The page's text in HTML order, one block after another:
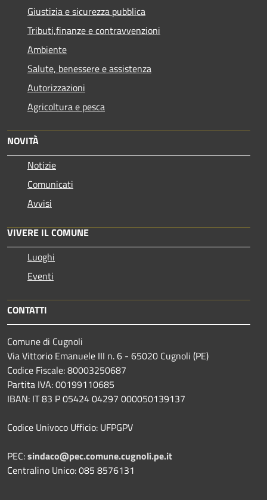
Giustizia e sicurezza pubblica
Tributi,finanze e contravvenzioni
Ambiente
Salute, benessere e assistenza
Autorizzazioni
Agricoltura e pesca
NOVITÀ
Notizie
Comunicati
Avvisi
VIVERE IL COMUNE
Luoghi
Eventi
CONTATTI
Comune di Cugnoli
Via Vittorio Emanuele III n. 6 - 65020 Cugnoli (PE)
Codice Fiscale: 80003250687
Partita IVA: 00199110685
IBAN: IT 83 P 05424 04297 000050139137
Codice Univoco Ufficio: UFPGPV
PEC:sindaco@pec.comune.cugnoli.pe.it
Centralino Unico: 085 8576131